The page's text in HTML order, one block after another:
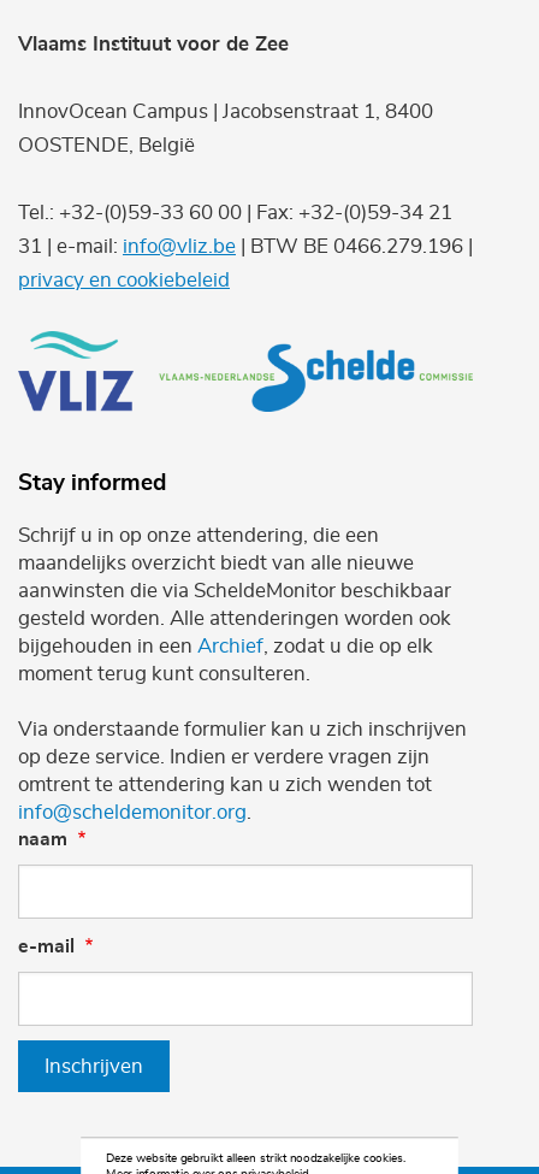
Vlaams Instituut voor de Zee
InnovOcean Campus | Jacobsenstraat 1, 8400
OOSTENDE, België
Tel.: +32-(0)59-33 60 00 | Fax: +32-(0)59-34 21
31 | e-mail: info@vliz.be | BTW BE 0466.279.196 |
privacy en cookiebeleid
Stay informed
Schrijf u in op onze attendering, die een
maandelijks overzicht biedt van alle nieuwe
aanwinsten die via ScheldeMonitor beschikbaar
gesteld worden. Alle attenderingen worden ook
bijgehouden in een Archief , zodat u die op elk
moment terug kunt consulteren.
Via onderstaande formulier kan u zich inschrijven
op deze service. Indien er verdere vragen zijn
omtrent te attendering kan u zich wenden tot
info@scheldemonitor.org
naam
e-mail
Inschrijven
Deze website gebruikt alleen strikt noodzakelijke cookies.